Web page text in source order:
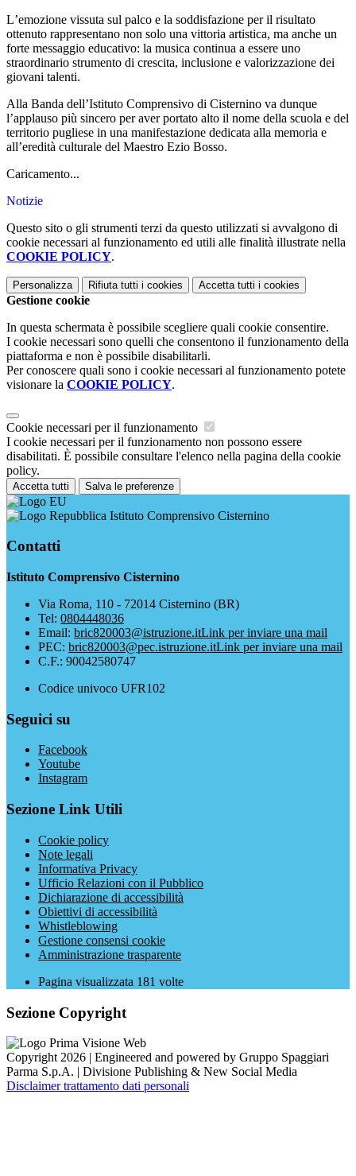
L’emozione vissuta sul palco e la soddisfazione per il risultato
ottenuto rappresentano non solo una vittoria artistica, ma anche un
forte messaggio educativo: la musica continua a essere uno
straordinario strumento di crescita, inclusione e valorizzazione dei
giovani talenti.
Alla Banda dell’Istituto Comprensivo di Cisternino va dunque
l’applauso più sincero per aver portato alto il nome della scuola e del
territorio pugliese in una manifestazione dedicata alla memoria e
all’eredità culturale del Maestro Ezio Bosso.
Caricamento...
Notizie
Questo sito o gli strumenti terzi da questo utilizzati si avvalgono di
cookie necessari al funzionamento ed utili alle finalità illustrate nella
COOKIE POLICY.
Personalizza Rifiuta tutti i cookies Accetta tutti i cookies
Gestione cookie
In questa schermata è possibile scegliere quali cookie consentire.
I cookie necessari sono quelli che consentono il funzionamento della
piattaforma e non è possibile disabilitarli.
Per conoscere quali sono i cookie necessari al funzionamento potete
visionare la COOKIE POLICY.
Cookie necessari per il funzionamento
I cookie necessari per il funzionamento non possono essere
disabilitati. È possibile consultare l'elenco nella pagina della cookie
policy.
Accetta tutti Salva le preferenze
Istituto Comprensivo Cisternino
Contatti
Istituto Comprensivo Cisternino
Via Roma, 110 - 72014 Cisternino (BR)
Tel: 0804448036
Email: bric820003@istruzione.itLink per inviare una mail
PEC: bric820003@pec.istruzione.itLink per inviare una mail
C.F.: 90042580747
Codice univoco UFR102
Seguici su
Facebook
Youtube
Instagram
Sezione Link Utili
Cookie policy
Note legali
Informativa Privacy
Ufficio Relazioni con il Pubblico
Dichiarazione di accessibilità
Obiettivi di accessibilità
Whistleblowing
Gestione consensi cookie
Amministrazione trasparente
Pagina visualizzata 181 volte
Sezione Copyright
Copyright 2026 | Engineered and powered by Gruppo Spaggiari
Parma S.p.A. | Divisione Publishing & New Social Media
Disclaimer trattamento dati personali